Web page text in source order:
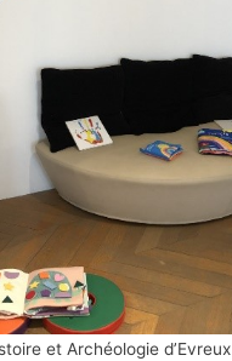
et Archéologie d’Evreux